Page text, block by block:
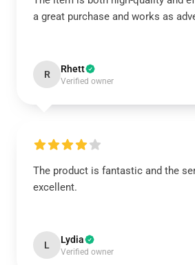
a great purchase and works as
R Rhett
Verified owner
The product is fantastic and the
excellent.
L Lydia
Verified owner